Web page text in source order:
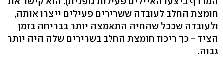
חומצת החלב לעובדה ששרירים פעילים ייצרו אותה,
ולעובדה שככל שהחיה התאמצה יותר בבריחה בזמן
הציד - כך ריכוז חומצת החלב בשרירים שלה היה יותר
גבוה.